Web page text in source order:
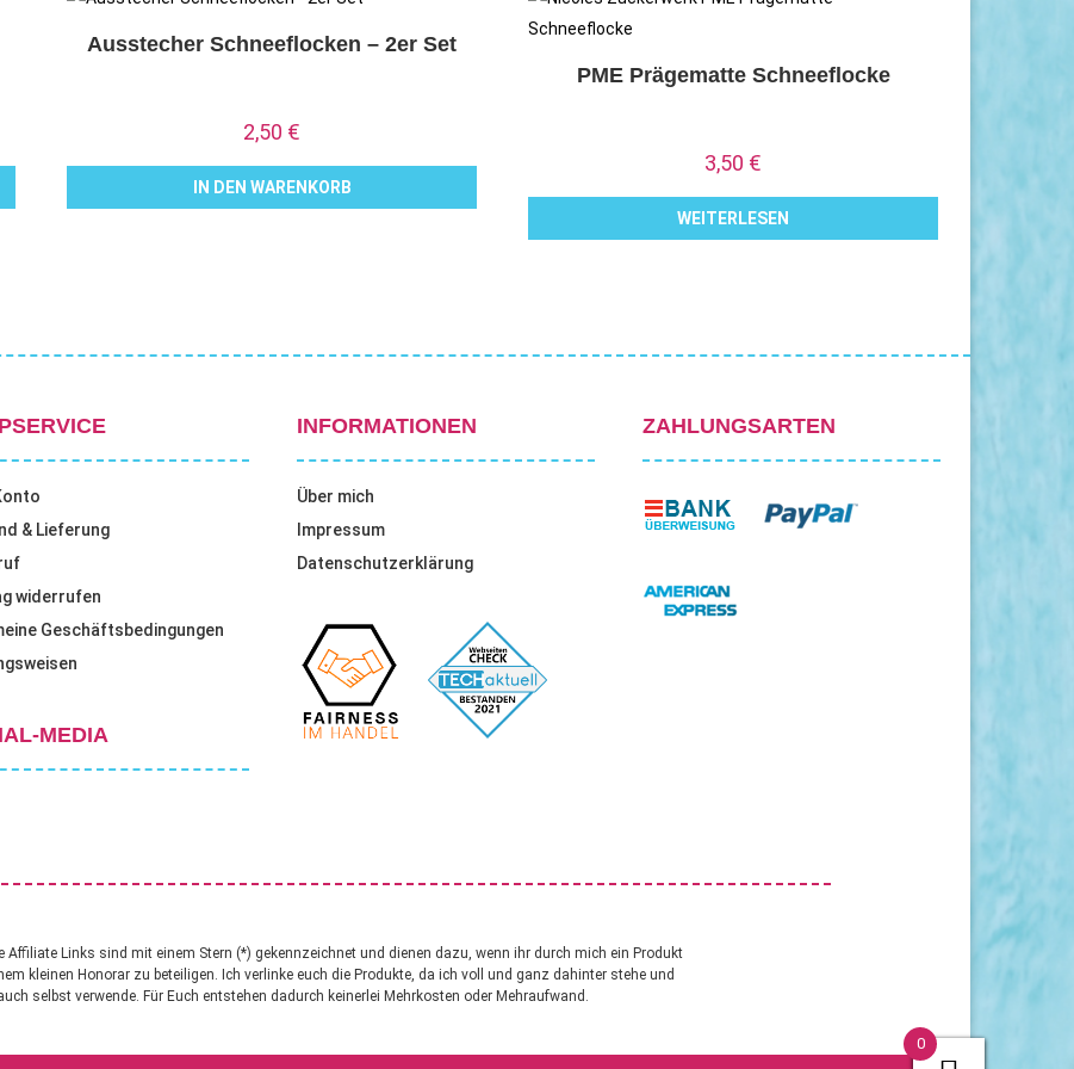
Ausstecher Schneeflocken – 2er Set
2,50 €
IN DEN WARENKORB
PME Prägematte Schneeflocke
3,50 €
WEITERLESEN
& Lieferung
widerrufen
Geschäftsbedingungen
MEDIA
INFORMATIONEN
Über mich
Impressum
Datenschutzerklärung
ZAHLUNGSARTEN
Affiliate Links sind mit einem Stern (*) gekennzeichnet und dienen dazu, wenn ihr durch mich ein Produkt
kleinen Honorar zu beteiligen. Ich verlinke euch die Produkte, da ich voll und ganz dahinter stehe und
selbst verwende. Für Euch entstehen dadurch keinerlei Mehrkosten oder Mehraufwand.
0